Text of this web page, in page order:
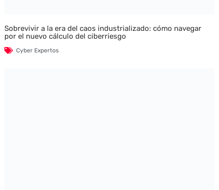
Sobrevivir a la era del caos industrializado: cómo navegar
por el nuevo cálculo del ciberriesgo
Cyber Expertos